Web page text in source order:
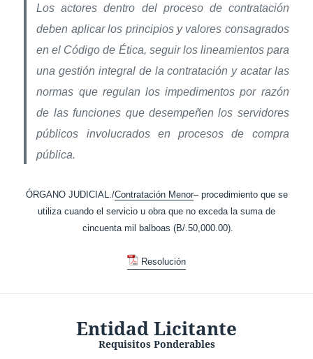
Los actores dentro del proceso de contratación
deben aplicar los principios y valores consagrados
en el Código de Ética, seguir los lineamientos para
una gestión integral de la contratación y acatar las
normas que regulan los impedimentos por razón
de las funciones que desempeñen los servidores
públicos involucrados en procesos de compra
pública.
ÓRGANO JUDICIAL./Contratación Menor– procedimiento que se
utiliza cuando el servicio u obra que no exceda la suma de
cincuenta mil balboas (B/.50,000.00).
Resolución
Entidad Licitante
Requisitos Ponderables